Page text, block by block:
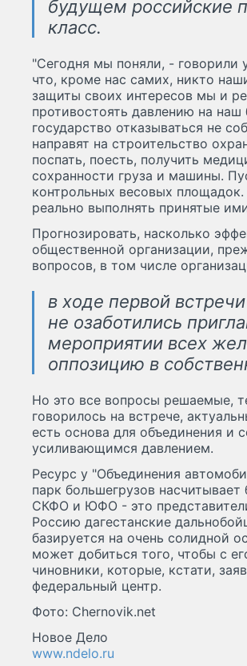
будущем российские
класс.
"Сегодня мы поняли, - говорили
что, кроме нас самих, никто
защиты своих интересов мы и
противостоять давлению на наш
государство отказываться не
направят на строительство
поспать, поесть, получить
сохранности груза и машины.
контрольных весовых
реально выполнять принятые
Прогнозировать, насколько
общественной организации,
вопросов, в том числе
в ходе первой
не озаботились
мероприятии всех
оппозицию в
Но это все вопросы решаемые,
говорилось на встрече,
есть основа для объединения и
усиливающимся давлением.
Ресурс у "Объединения
парк большегрузов
СКФО и ЮФО - это
Россию дагестанские
базируется на очень солидной
может добиться того, чтобы с
чиновники, которые, кстати,
федеральный центр.
Фото: Chernovik.net
Новое Дело
www.ndelo.ru